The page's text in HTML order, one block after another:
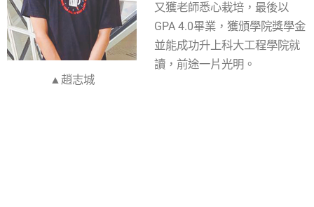
▲趙志城
又獲老師悉心栽培，最後以
GPA 4.0畢業，獲頒學院獎學金
並能成功升上科大工程學院就
讀，前途一片光明。